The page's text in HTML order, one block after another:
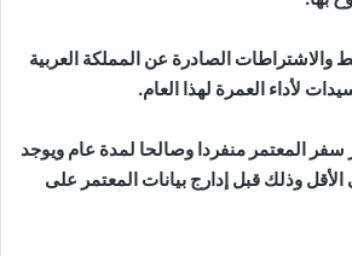
والاشتراطات الصادرة عن المملكة العربية
لأداء العمرة لهذا العام.
سفر المعتمر منفردا وصالحا لمدة عام ويوجد
وذلك قبل إدارج بيانات المعتمر على